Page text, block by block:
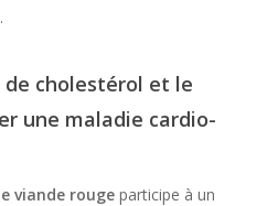
cholestérol et le
une maladie cardio-
viande rougeparticipe à un